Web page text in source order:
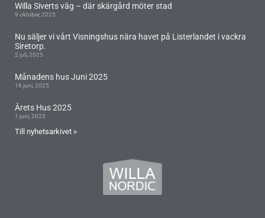
Willa Siverts väg – där skärgård möter stad
9 oktober, 2025
Nu säljer vi vårt Visningshus nära havet på Listerlandet i vackra
Siretorp.
2 juli, 2025
Månadens hus Juni 2025
16 juni, 2025
Årets Hus 2025
1 juni, 2025
Till nyhetsarkivet »